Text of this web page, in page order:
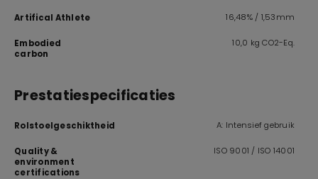
Artifical Athlete 16,48% / 1,53mm
Embodied
carbon
10,0 kg CO2-Eq.
Prestatiespecificaties
Rolstoelgeschiktheid A: Intensief gebruik
Quality &
environment
certifications
ISO 9001 / ISO 14001